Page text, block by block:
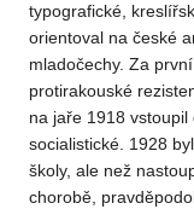
typografické,
orientoval na české
mladočechy. Za
protirakouské
na jaře 1918
socialistické. 1928
školy, ale než
chorobě,